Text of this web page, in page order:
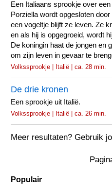
Een Italiaans sprookje over
Porziella wordt opgesloten
een vogeltje blijft ze leven. Ze
en als hij is opgegroeid, wordt
De koningin haat de jongen en
om zijn leven in gevaar te
Volkssprookje | Italië | ca. 28 min.
De drie kronen
Een sprookje uit Italië.
Volkssprookje | Italië | ca. 26 min.
Meer resultaten? Gebruik
Populair